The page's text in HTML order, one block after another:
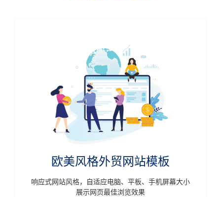
欧美风格外贸网站模板
响应式网站风格，自适应电脑、平板、手机屏幕大小
展示网页最佳浏览效果